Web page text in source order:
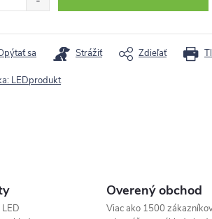
sa Strážiť Zdieľať
LEDprodukt
Overený obchod
Viac ako 1500